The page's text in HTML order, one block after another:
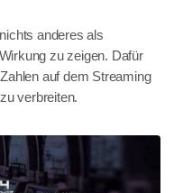
anderes als
zu zeigen. Dafür
auf dem Streaming
verbreiten.